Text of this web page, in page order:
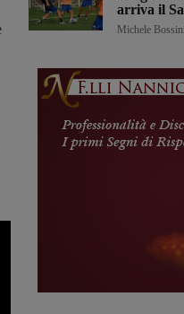
arriva il
Michele Bossini